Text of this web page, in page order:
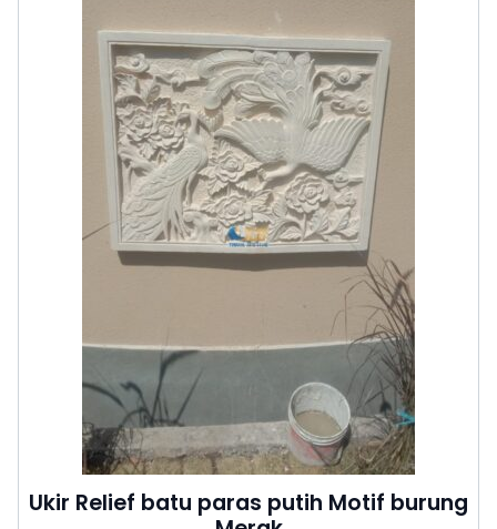
Ukir Relief batu paras putih Motif burung